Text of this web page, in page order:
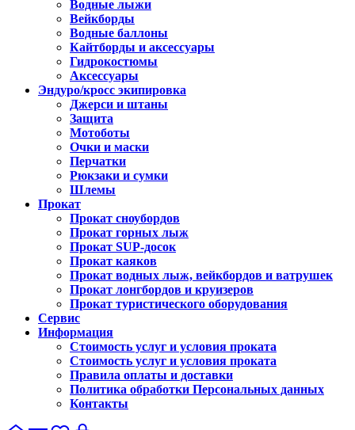
Водные лыжи
Вейкборды
Водные баллоны
Кайтборды и аксессуары
Гидрокостюмы
Аксессуары
Эндуро/кросс экипировка
Джерси и штаны
Защита
Мотоботы
Очки и маски
Перчатки
Рюкзаки и сумки
Шлемы
Прокат
Прокат сноубордов
Прокат горных лыж
Прокат SUP-досок
Прокат каяков
Прокат водных лыж, вейкбордов и ватрушек
Прокат лонгбордов и круизеров
Прокат туристического оборудования
Сервис
Информация
Стоимость услуг и условия проката
Стоимость услуг и условия проката
Правила оплаты и доставки
Политика обработки Персональных данных
Контакты